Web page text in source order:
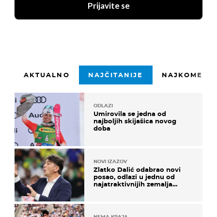
Prijavite se
AKTUALNO NAJČITANIJE
ODLAZI
Umirovila se jedna od
najboljih skijašica novog
doba
NOVI IZAZOV
Zlatko Dalić odabrao novi
posao, odlazi u jednu od
najatraktivnijih zemalja